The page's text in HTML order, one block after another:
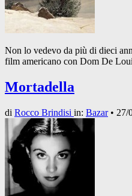
Non lo vedevo da più di dieci
film americano con Dom De
Mortadella
di Rocco Brindisi in: Bazar• 27/